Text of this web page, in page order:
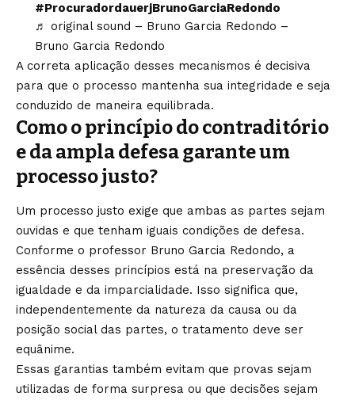
#ProcuradordauerjBrunoGarciaRedondo
♬ original sound – Bruno Garcia Redondo –
Bruno Garcia Redondo
A correta aplicação desses mecanismos é decisiva
para que o processo mantenha sua integridade e seja
conduzido de maneira equilibrada.
Como o princípio do contraditório
e da ampla defesa garante um
processo justo?
Um processo justo exige que ambas as partes sejam
ouvidas e que tenham iguais condições de defesa.
Conforme o professor Bruno Garcia Redondo, a
essência desses princípios está na preservação da
igualdade e da imparcialidade. Isso significa que,
independentemente da natureza da causa ou da
posição social das partes, o tratamento deve ser
equânime.
Essas garantias também evitam que provas sejam
utilizadas de forma surpresa ou que decisões sejam